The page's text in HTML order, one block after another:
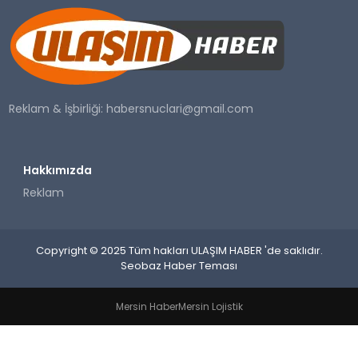
SAĞLIK
YAŞAM
Reklam & İşbirliği:habersnuclari@gmail.com
Hakkımızda
Reklam
Copyright © 2025 Tüm hakları ULAŞIM HABER 'de saklıdır.
Seobaz Haber Teması
Mersin HaberMersin Lojistik